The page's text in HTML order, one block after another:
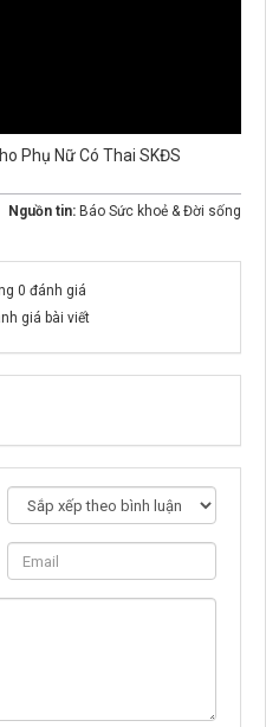
Phụ Nữ Có Thai SKĐS
Nguồn tin: Báo Sức khoẻ & Đời sống
0 đánh giá
giá bài viết